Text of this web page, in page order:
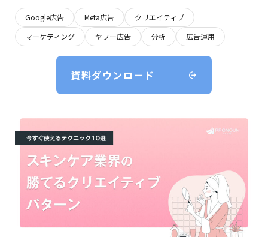
Google広告 Meta広告
クリエイティブ
マーケティング
ヤフー広告 分析 広告運用
資料ダウンロード